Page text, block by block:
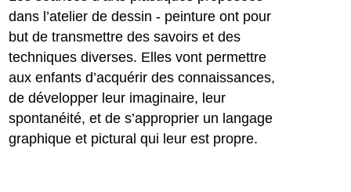
dans l’atelier de dessin - peinture ont pour
but de transmettre des savoirs et des
techniques diverses. Elles vont permettre
aux enfants d’acquérir des connaissances,
de développer leur imaginaire, leur
spontanéité, et de s’approprier un langage
graphique et pictural qui leur est propre.